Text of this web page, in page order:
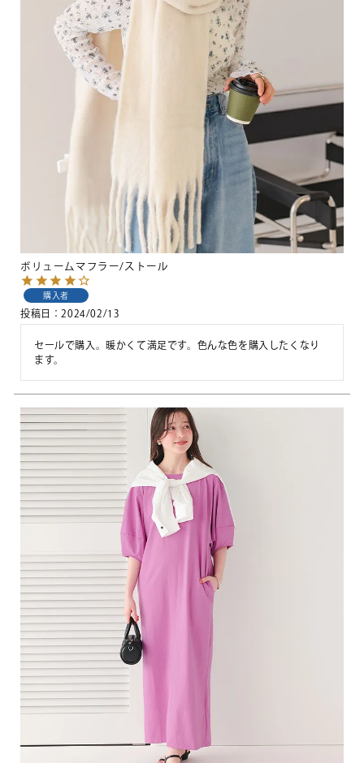
ボリュームマフラー/ストール
購入者
投稿日 2024/02/13
セールで購入。暖かくて満足です。色んな色を購入したくなり
ます。